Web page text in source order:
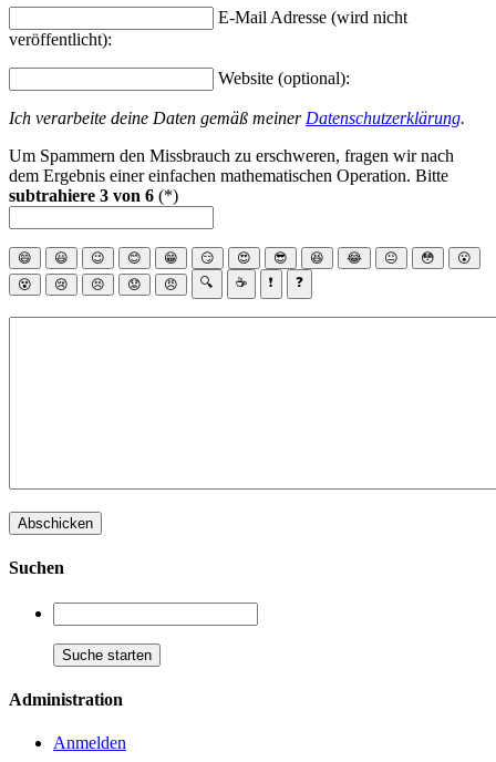
E-Mail Adresse (wird nicht
veröffentlicht):
Website (optional):
Ich verarbeite deine Daten gemäß meiner Datenschutzerklärung.
Um Spammern den Missbrauch zu erschweren, fragen wir nach
dem Ergebnis einer einfachen mathematischen Operation. Bitte
subtrahiere 3 von 6 (*)
😄 😃 😉 😊 😁 😏 😍 😎 😆 😂 😐 😳
😮
😵
😢 😣 😟 😠 🔍 ☕ ❗ ❓
Suchen
Administration
Anmelden